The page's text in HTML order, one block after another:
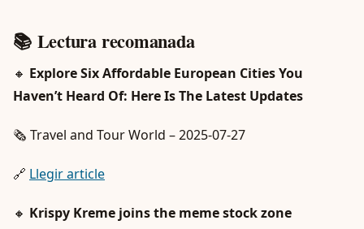
📚 Lectura recomanada
🔸 Explore Six Affordable European Cities You
Haven’t Heard Of: Here Is The Latest Updates
🗞️ Travel and Tour World – 2025-07-27
🔗 Llegir article
🔸 Krispy Kreme joins the meme stock zone